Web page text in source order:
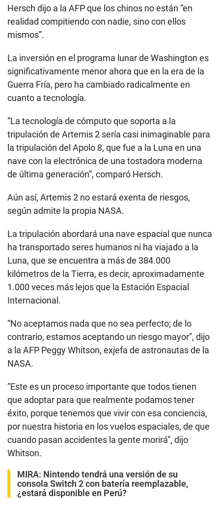
Hersch dijo a la AFP que los chinos no están “en
realidad compitiendo con nadie, sino con ellos
mismos”.
La inversión en el programa lunar de Washington es
significativamente menor ahora que en la era de la
Guerra Fría, pero ha cambiado radicalmente en
cuanto a tecnología.
“La tecnología de cómputo que soporta a la
tripulación de Artemis 2 sería casi inimaginable para
la tripulación del Apolo 8, que fue a la Luna en una
nave con la electrónica de una tostadora moderna
de última generación”, comparó Hersch.
Aún así, Artemis 2 no estará exenta de riesgos,
según admite la propia NASA.
La tripulación abordará una nave espacial que nunca
ha transportado seres humanos ni ha viajado a la
Luna, que se encuentra a más de 384.000
kilómetros de la Tierra, es decir, aproximadamente
1.000 veces más lejos que la Estación Espacial
Internacional.
“No aceptamos nada que no sea perfecto; de lo
contrario, estamos aceptando un riesgo mayor”, dijo
a la AFP Peggy Whitson, exjefa de astronautas de la
NASA.
“Este es un proceso importante que todos tienen
que adoptar para que realmente podamos tener
éxito, porque tenemos que vivir con esa conciencia,
por nuestra historia en los vuelos espaciales, de que
cuando pasan accidentes la gente morirá”, dijo
Whitson.
MIRA: Nintendo tendrá una versión de su
consola Switch 2 con batería reemplazable,
¿estará disponible en Perú?